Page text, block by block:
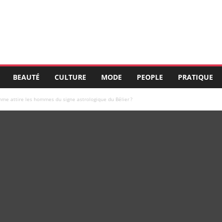
BEAUTÉ CULTURE MODE PEOPLE PRATIQUE
attire les hommes du signe astrologique du Bélier ?